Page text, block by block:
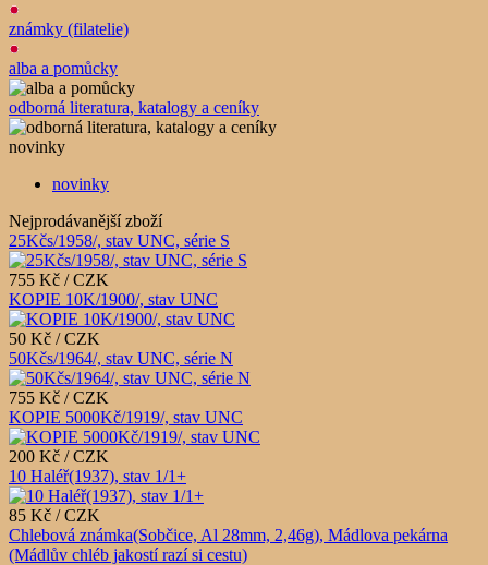
známky (filatelie)
alba a pomůcky
odborná literatura, katalogy a ceníky
novinky
novinky
Nejprodávanější zboží
25Kčs/1958/, stav UNC, série S
755 Kč / CZK
KOPIE 10K/1900/, stav UNC
50 Kč / CZK
50Kčs/1964/, stav UNC, série N
755 Kč / CZK
KOPIE 5000Kč/1919/, stav UNC
200 Kč / CZK
10 Haléř(1937), stav 1/1+
85 Kč / CZK
Chlebová známka(Sobčice, Al 28mm, 2,46g), Mádlova pekárna
(Mádlův chléb jakostí razí si cestu)